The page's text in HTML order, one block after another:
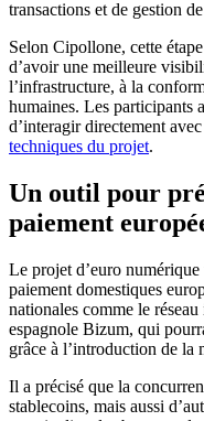
transactions et de gestion
Selon Cipollone, cette
d’avoir une meilleure
l’infrastructure, à la
humaines. Les participants
d’interagir directement
techniques du projet.
Un outil pour
paiement
Le projet d’euro numérique
paiement domestiques
nationales comme le
espagnole Bizum, qui
grâce à l’introduction de la
Il a précisé que la
stablecoins, mais aussi